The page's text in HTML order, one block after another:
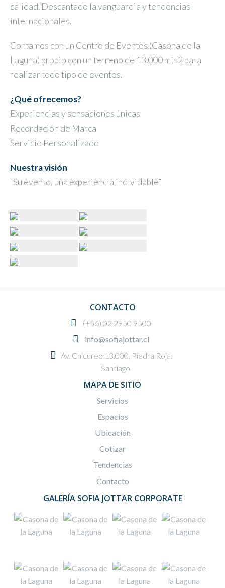
calidad. Descantado la vanguardia y tendencias
internacionales.
Contamos con un Centro de Eventos (Casona de la
Laguna) propio con un terreno de 13.000 mts2 para
realizar todo tipo de eventos.
¿Qué ofrecemos?
Experiencias y sensaciones únicas
Recordación de Marca
Servicio Personalizado
Nuestra visión
“Su evento, una experiencia inolvidable”
CONTACTO
(+56) 02 2950 9500
info@sofiajottar.cl
Av. Chicureo 13.000, Piedra Roja.
Santiago.
MAPA DE SITIO
Servicios
Espacios
Ubicación
Cotizar
Tendencias
Contacto
GALERÍA SOFIA JOTTAR CORPORATE